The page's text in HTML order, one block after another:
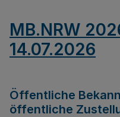
MB.NRW
14.07.2026
Öffentliche
öffentliche